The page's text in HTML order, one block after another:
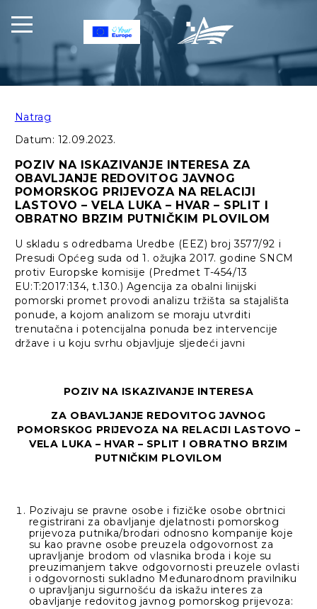
Natrag
Datum: 12.09.2023.
POZIV NA ISKAZIVANJE INTERESA ZA
OBAVLJANJE REDOVITOG JAVNOG
POMORSKOG PRIJEVOZA NA RELACIJI
LASTOVO – VELA LUKA – HVAR – SPLIT I
OBRATNO BRZIM PUTNIČKIM PLOVILOM
U skladu s odredbama Uredbe (EEZ) broj 3577/92 i
Presudi Općeg suda od 1. ožujka 2017. godine SNCM
protiv Europske komisije (Predmet T-454/13
EU:T:2017:134, t.130.) Agencija za obalni linijski
pomorski promet provodi analizu tržišta sa stajališta
ponude, a kojom analizom se moraju utvrditi
trenutačna i potencijalna ponuda bez intervencije
države i u koju svrhu objavljuje sljedeći javni
POZIV NA ISKAZIVANJE INTERESA
ZA OBAVLJANJE REDOVITOG JAVNOG
POMORSKOG PRIJEVOZA NA RELACIJI LASTOVO –
VELA LUKA – HVAR – SPLIT I OBRATNO BRZIM
PUTNIČKIM PLOVILOM
Pozivaju se pravne osobe i fizičke osobe obrtnici
registrirani za obavljanje djelatnosti pomorskog
prijevoza putnika/brodari odnosno kompanije koje
su kao pravne osobe preuzela odgovornost za
upravljanje brodom od vlasnika broda i koje su
preuzimanjem takve odgovornosti preuzele ovlasti
i odgovornosti sukladno Međunarodnom pravilniku
o upravljanju sigurnošću da iskažu interes za
obavljanje redovitog javnog pomorskog prijevoza: